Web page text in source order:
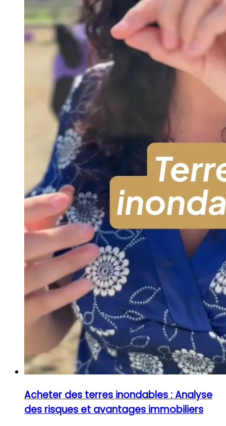
Acheter des terres inondables : Analyse
des risques et avantages immobiliers